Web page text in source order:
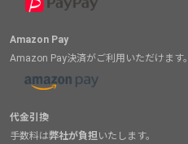
Amazon Pay
Amazon Pay決済がご利用いただけます。
代金引換
手数料は弊社が負担いたします。